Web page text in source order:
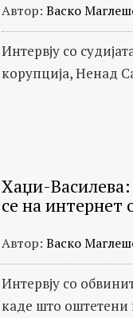
Автор: Васко
Интервју со
корупција, Ненад
Хаџи-Василева:
се на интернет
Автор: Васко
Интервју со
каде што оштетени